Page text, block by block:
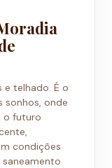
e telhado. É o
sonhos, onde
o futuro
condições